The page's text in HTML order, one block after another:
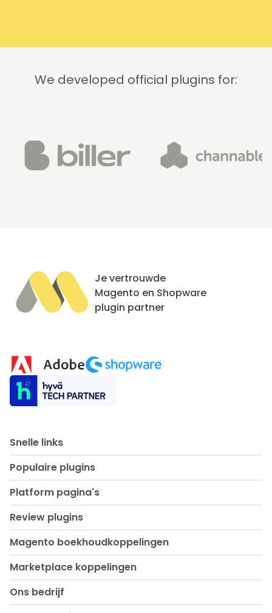
We developed official plugins for:
Je vertrouwde
Magento en Shopware
plugin partner
Snelle links
Populaire plugins
Platform pagina's
Review plugins
Magento boekhoudkoppelingen
Marketplace koppelingen
Ons bedrijf